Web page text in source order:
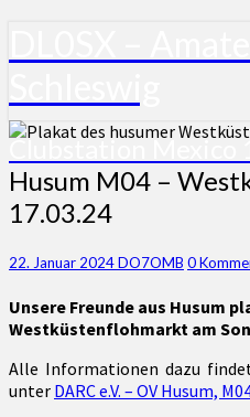
Clubstation Mexico
Husum
M04
–
am
Husum M04 –
17.03.24
22. Januar 2024DO7OMB 0
Unsere Freunde aus Husum
Westküstenflohmarkt am
Alle Informationen dazu
unter DARC e.V. – OV Husum,